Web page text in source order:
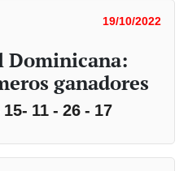
19/10/2022
Dominicana:
ganadores
15- 11 - 26 - 17